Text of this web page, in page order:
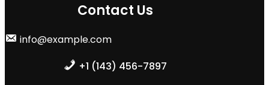
Contact Us
info@example.com
+1 (143) 456-7897